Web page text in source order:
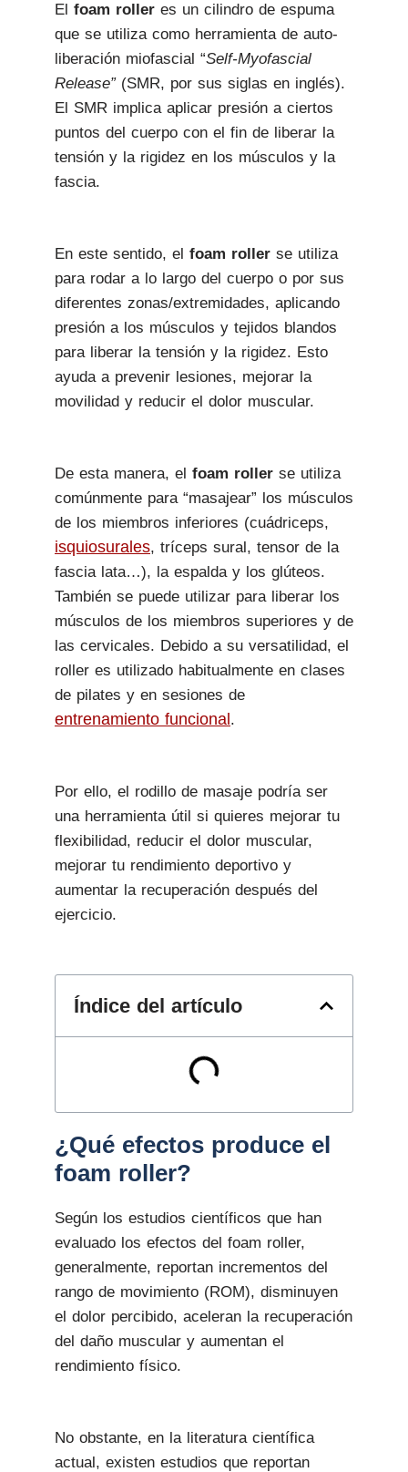
El foam roller es un cilindro de espuma
que se utiliza como herramienta de auto-
liberación miofascial “Self-Myofascial
Release” (SMR, por sus siglas en inglés).
El SMR implica aplicar presión a ciertos
puntos del cuerpo con el fin de liberar la
tensión y la rigidez en los músculos y la
fascia.
En este sentido, el foam roller se utiliza
para rodar a lo largo del cuerpo o por sus
diferentes zonas/extremidades, aplicando
presión a los músculos y tejidos blandos
para liberar la tensión y la rigidez. Esto
ayuda a prevenir lesiones, mejorar la
movilidad y reducir el dolor muscular.
De esta manera, el foam roller se utiliza
comúnmente para “masajear” los músculos
de los miembros inferiores (cuádriceps,
isquiosurales, tríceps sural, tensor de la
fascia lata…), la espalda y los glúteos.
También se puede utilizar para liberar los
músculos de los miembros superiores y de
las cervicales. Debido a su versatilidad, el
roller es utilizado habitualmente en clases
de pilates y en sesiones de
entrenamiento funcional .
Por ello, el rodillo de masaje podría ser
una herramienta útil si quieres mejorar tu
flexibilidad, reducir el dolor muscular,
mejorar tu rendimiento deportivo y
aumentar la recuperación después del
ejercicio.
Índice del artículo
¿Qué efectos produce el
foam roller?
Según los estudios científicos que han
evaluado los efectos del foam roller,
generalmente, reportan incrementos del
rango de movimiento (ROM), disminuyen
el dolor percibido, aceleran la recuperación
del daño muscular y aumentan el
rendimiento físico.
No obstante, en la literatura científica
actual, existen estudios que reportan